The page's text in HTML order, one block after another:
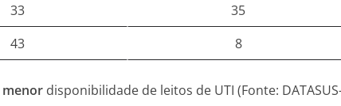
33
35
43 8
menordisponibilidade de leitos de UTI (Fonte: